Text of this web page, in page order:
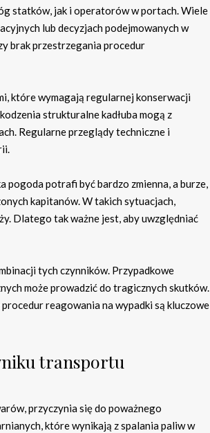
statków, jak i operatorów w portach. Wiele
lub decyzjach podejmowanych w
brak przestrzegania procedur
które wymagają regularnej konserwacji
strukturalne kadłuba mogą z
Regularne przeglądy techniczne i
pogoda potrafi być bardzo zmienna, a burze,
kapitanów. W takich sytuacjach,
Dlatego tak ważne jest, aby uwzględniać
tych czynników. Przypadkowe
może prowadzić do tragicznych skutków.
reagowania na wypadki są kluczowe
transportu
przyczynia się do poważnego
które wynikają z spalania paliw w